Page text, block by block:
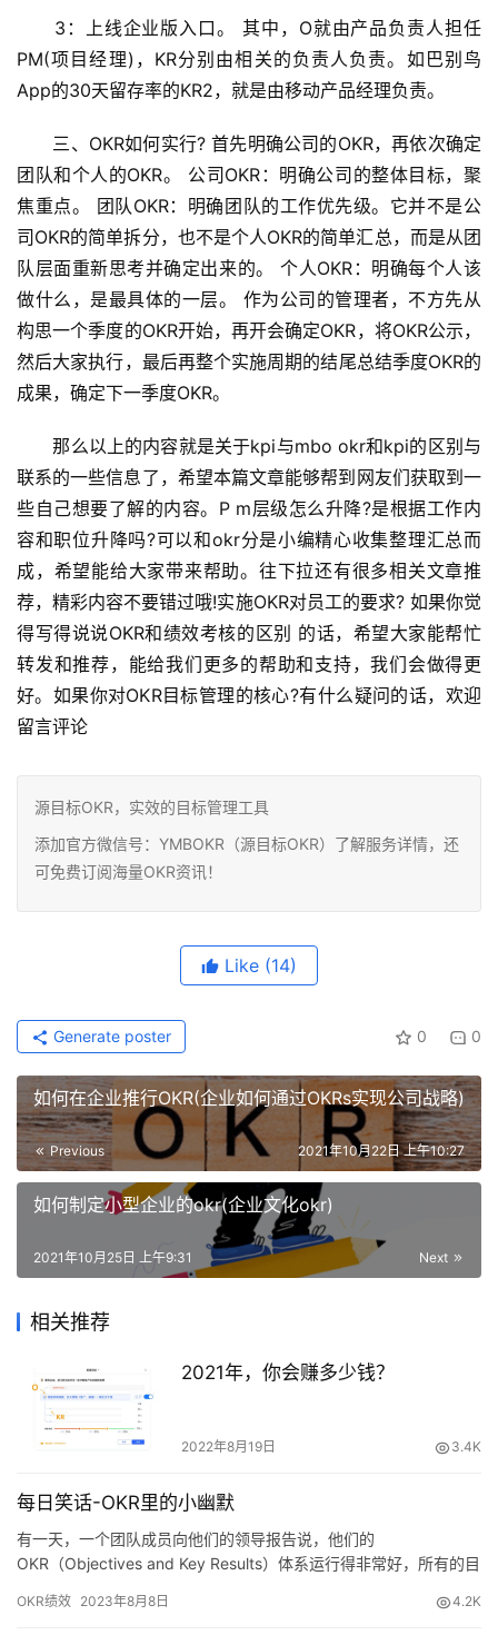
3：上线企业版入口。 其中，O就由产品负责人担任
PM(项目经理)，KR分别由相关的负责人负责。如巴别鸟
App的30天留存率的KR2，就是由移动产品经理负责。
三、OKR如何实行? 首先明确公司的OKR，再依次确定
团队和个人的OKR。 公司OKR：明确公司的整体目标，聚
焦重点。 团队OKR：明确团队的工作优先级。它并不是公
司OKR的简单拆分，也不是个人OKR的简单汇总，而是从团
队层面重新思考并确定出来的。 个人OKR：明确每个人该
做什么，是最具体的一层。 作为公司的管理者，不方先从
构思一个季度的OKR开始，再开会确定OKR，将OKR公示，
然后大家执行，最后再整个实施周期的结尾总结季度OKR的
成果，确定下一季度OKR。
那么以上的内容就是关于kpi与mbo okr和kpi的区别与
联系的一些信息了，希望本篇文章能够帮到网友们获取到一
些自己想要了解的内容。P m层级怎么升降?是根据工作内
容和职位升降吗?可以和okr分是小编精心收集整理汇总而
成，希望能给大家带来帮助。往下拉还有很多相关文章推
荐，精彩内容不要错过哦!实施OKR对员工的要求? 如果你觉
得写得说说OKR和绩效考核的区别 的话，希望大家能帮忙
转发和推荐，能给我们更多的帮助和支持，我们会做得更
好。如果你对OKR目标管理的核心?有什么疑问的话，欢迎
留言评论
源目标OKR，实效的目标管理工具
添加官方微信号：YMBOKR（源目标OKR）了解服务详情，还
可免费订阅海量OKR资讯！
Like (14)
0 0
Generate poster
如何在企业推行OKR(企业如何通过OKRs实现公司战略)
Previous 2021年10月22日 上午10:27
如何制定小型企业的okr(企业文化okr)
Next
2021年10月25日 上午9:31
相关推荐
2021年，你会赚多少钱？
2022年8月19日 3.4K
每日笑话-OKR里的小幽默
有一天，一个团队成员向他们的领导报告说，他们的
OKR（Objectives and Key Results）体系运行得非常好，所有的目
一会儿，然后问：“你确定你的OKR体系是正常的吧？难道不应该有
OKR绩效 2023年8月8日 4.2K